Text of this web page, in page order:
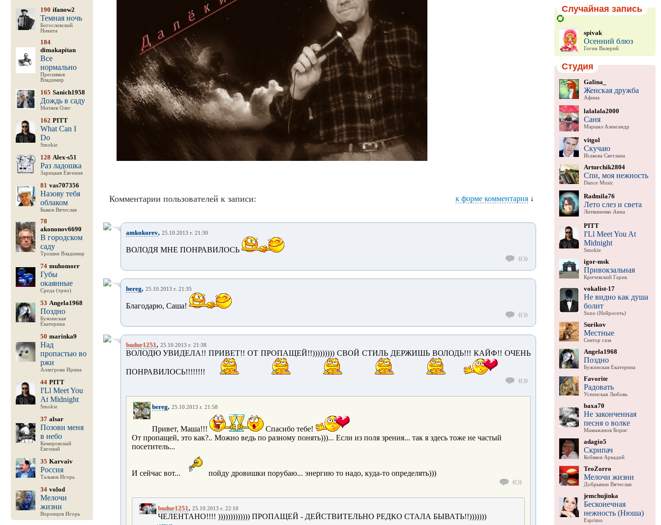
190 ifanow2
Темная ночь
Богословский
Никита
184
dimakapitan
Все
нормально
Пресняков
Владимир
165 Sanich1958
Дождь в саду
Митяев Олег
162 PITT
What Can I
Do
Smokie
128 Alex-s51
Раз ладошка
Зарицкая Евгения
81 vas707356
Назову тебя
облаком
Быков Вячеслав
78
akononov6690
В городском
саду
Трошин Владимир
74 muhomorr
Губы
окаянные
Среда (трио)
53 Angela1968
Поздно
Бужинская
Екатерина
50 marinka9
Над
пропастью во
ржи
Аллегрова Ирина
44 PITT
I'Ll Meet You
At Midnight
Smokie
37 alsar
Позови меня
в небо
Кемеровский
Евгений
35 Karvaiv
Россия
Тальков Игорь
34 volod
Мелочи
жизни
Воронцов Игорь
Комментарии пользователей к записи: к форме комментария↓
amkokorev, 25.10.2013 г. 21:30
ВОЛОДЯ МНЕ ПОНРАВИЛОСЬ
bereg, 25.10.2013 г. 21:35
Благодарю, Саша!
budur1251, 25.10.2013 г. 21:38
ВОЛОДЮ УВИДЕЛА!! ПРИВЕТ!! ОТ ПРОПАЩЕЙ!!))))))))) СВОЙ СТИЛЬ ДЕРЖИШЬ ВОЛОДЬ!!! КАЙФ!! ОЧЕНЬ
ПОНРАВИЛОСЬ!!!!!!!!
bereg, 25.10.2013 г. 21:58
Привет, Маша!!!
Спасибо тебе!
От пропащей, это как?.. Можно ведь по разному понять)))... Если из поля зрения... так я здесь тоже не частый
посетитель...
И сейчас вот... пойду дровишки порубаю... энергию то надо, куда-то определять)))
budur1251, 25.10.2013 г. 22:10
ЧЕЛЕНТАНО!!!! ))))))))))))) ПРОПАЩЕЙ - ДЕЙСТВИТЕЛЬНО РЕДКО СТАЛА БЫВАТЬ!!)))))))
Случайная запись
spivak
Осенний блюз
Гогин Валерий
Студия
Galina_
Женская дружба
Афина
lalalala2000
Саня
Маршал Александр
vitgol
Скучаю
Исакова Светлана
Arturchik2804
Спи, моя нежность
Dance Music
Radmila76
Лето слез и света
Литвиненко Анна
PITT
I'Ll Meet You At
Midnight
Smokie
igor-msk
Привокзальная
Кричевский Гарик
vokalist-17
Не видно как душа
болит
Suno (Нейросеть)
Surikov
Местные
Сектор газа
Angela1968
Поздно
Бужинская Екатерина
Favorite
Радовать
Успенская Любовь
baxa70
Не законченная
песня о волке
Мамажанов Борис
adagio5
Скрипач
Кобяков Аркадий
TeoZorro
Мелочи жизни
Добрынин Вячеслав
jemchujinka
Бесконечная
нежность (Нюша)
Esprimo